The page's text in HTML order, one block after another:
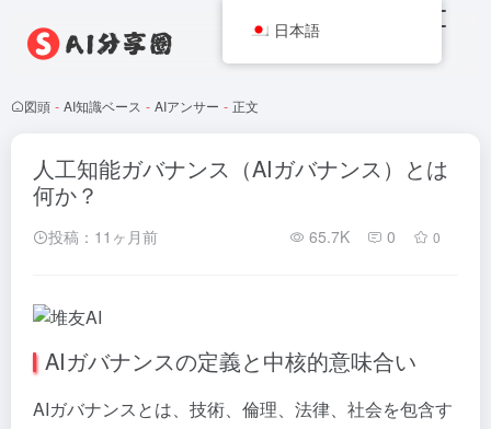
図頭 - AI知識ベース - AIアンサー - 正文
人工知能ガバナンス（AIガバナンス）とは
何か？
投稿：11ヶ月前 65.7K 0 0
AIガバナンスの定義と中核的意味合い
AIガバナンスとは、技術、倫理、法律、社会を包含す
日本語